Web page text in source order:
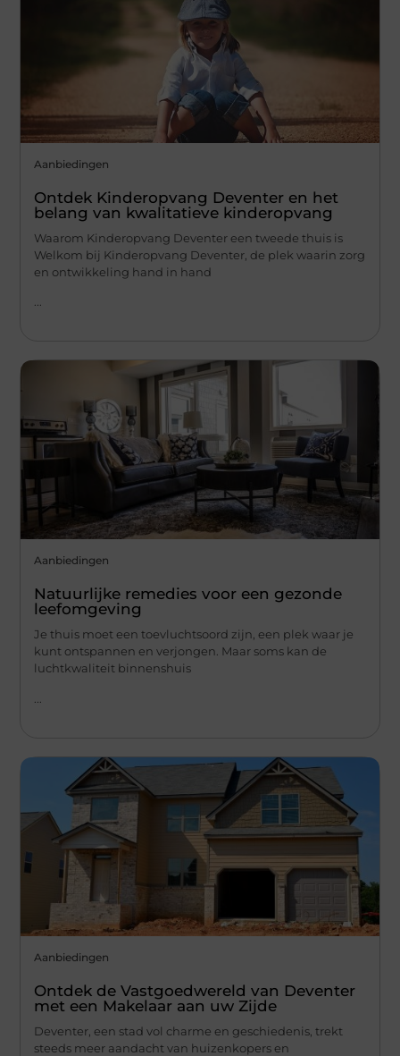
Aanbiedingen
Ontdek Kinderopvang Deventer en het
belang van kwalitatieve kinderopvang
Waarom Kinderopvang Deventer een tweede thuis is
Welkom bij Kinderopvang Deventer, de plek waarin zorg
en ontwikkeling hand in hand
...
Aanbiedingen
Natuurlijke remedies voor een gezonde
leefomgeving
Je thuis moet een toevluchtsoord zijn, een plek waar je
kunt ontspannen en verjongen. Maar soms kan de
luchtkwaliteit binnenshuis
Aanbiedingen
Ontdek de Vastgoedwereld van Deventer
met een Makelaar aan uw Zijde
Deventer, een stad vol charme en geschiedenis, trekt
steeds meer aandacht van huizenkopers en